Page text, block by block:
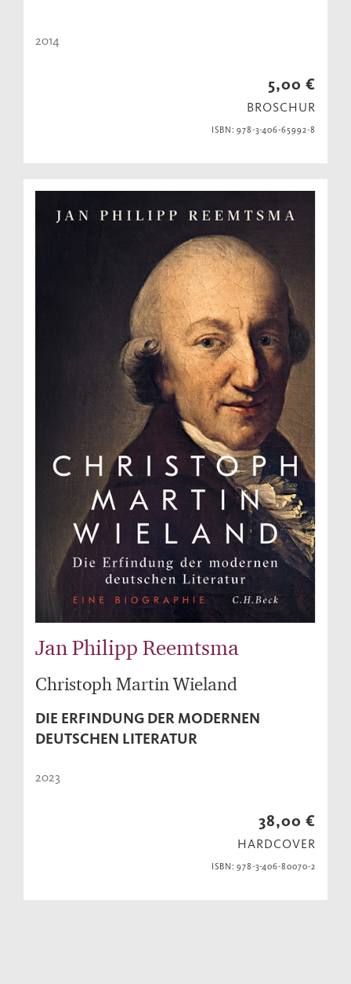
2014
5,00 €
BROSCHUR
ISBN: 978-3-406-65992-8
Jan Philipp Reemtsma
Christoph Martin Wieland
DIE ERFINDUNG DER MODERNEN
DEUTSCHEN LITERATUR
2023
38,00 €
HARDCOVER
ISBN: 978-3-406-80070-2